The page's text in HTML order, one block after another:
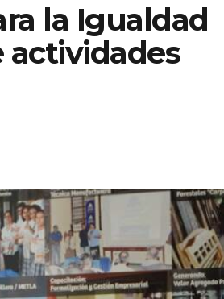
la Igualdad
actividades